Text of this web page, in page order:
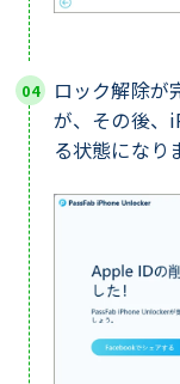
ロック解除が
が、その後、
る状態になり